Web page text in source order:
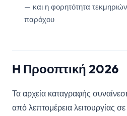
— και η φορητότητα
παρόχου
Η Προοπτική 2026
Τα αρχεία καταγραφής
από λεπτομέρεια λειτουργίας